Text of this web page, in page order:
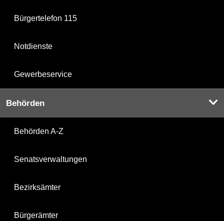
Bürgertelefon 115
Notdienste
Gewerbeservice
Behörden
Behörden A-Z
Senatsverwaltungen
Bezirksämter
Bürgerämter